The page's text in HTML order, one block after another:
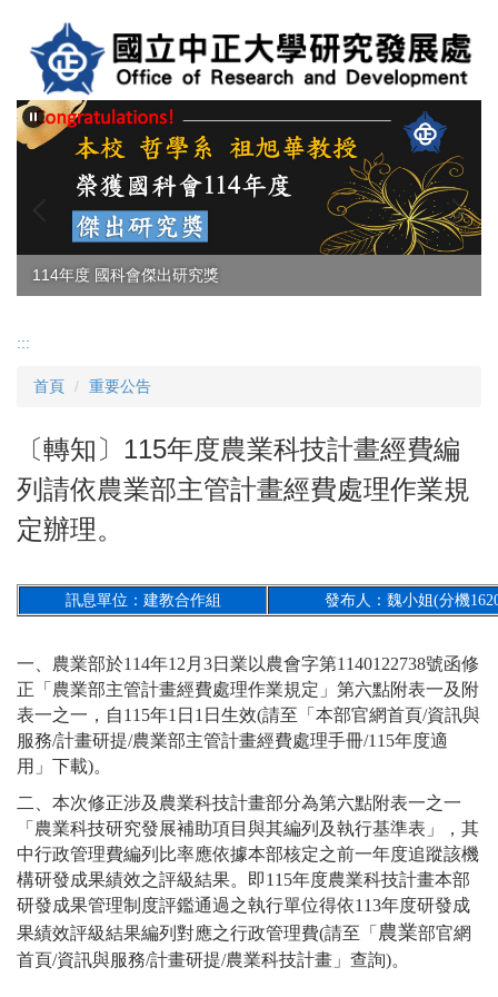
內
容
114年度 國科會傑出研究獎
:::
首頁 重要公告
〔轉知〕115年度農業科技計畫經費編
列請依農業部主管計畫經費處理作業規
定辦理。
訊息單位：建教合作組 發布人：魏小姐(分機
一、農業部於114年12月3日業以農會字第1140122738號函修
正「農業部主管計畫經費處理作業規定」第六點附表一及附
表一之一，自115年1日1日生效(請至「本部官網首頁/資訊與
服務/計畫研提/農業部主管計畫經費處理手冊/115年度適
用」下載)。
二、本次修正涉及農業科技計畫部分為第六點附表一之一
「農業科技研究發展補助項目與其編列及執行基準表」，其
中行政管理費編列比率應依據本部核定之前一年度追蹤該機
構研發成果績效之評級結果。即115年度農業科技計畫本部
研發成果管理制度評鑑通過之執行單位得依113年度研發成
果績效評級結果編列對應之行政管理費(請至「 農業部官網
首頁/資訊與服務/計畫研提/農業科技計畫」查詢)。